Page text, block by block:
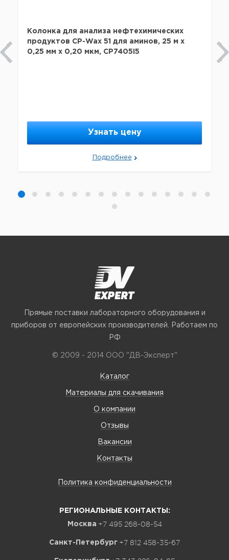
Колонка для анализа нефтехимических
продуктов CP-Wax 51 для аминов, 25 м х
0,25 мм х 0,20 мкм, CP7405I5
Узнать цену
Подробнее
Прямые поставки лабораторного оборудования и
приборов от европейских производителей. Работаем по
РФ
© 2009 - 2014 ООО "ДВ-Эксперт"
Каталог
Материалы для скачивания
О компании
Отзывы
Вакансии
Контакты
Политика конфиденциальности
РЕГИОНАЛЬНЫЕ КОНТАКТЫ:
Москва +7 495 268-08-54
Санкт-Петербург +7 812 458-35-67